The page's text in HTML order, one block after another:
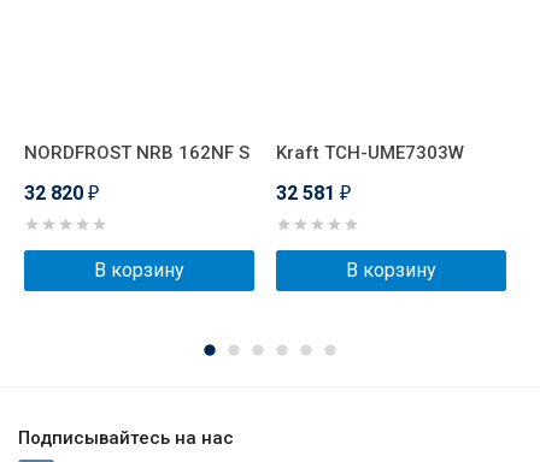
NORDFROST NRB 162NF S
32 820 ₽
В корзину
Kraft TCH-UME7303W
32 581 ₽
В корзину
Подписывайтесь на нас